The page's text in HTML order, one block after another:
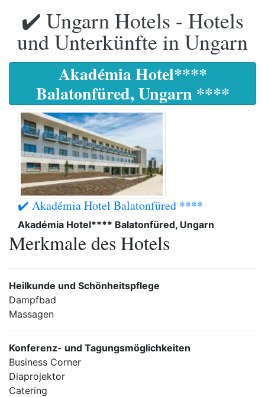
✔️ Ungarn Hotels - Hotels
und Unterkünfte in Ungarn
Akadémia Hotel****
Balatonfüred, Ungarn ****
✔️ Akadémia Hotel Balatonfüred ****
Akadémia Hotel**** Balatonfüred, Ungarn
Merkmale des Hotels
Heilkunde und Schönheitspflege
Dampfbad
Massagen
Konferenz- und Tagungsmöglichkeiten
Business Corner
Diaprojektor
Catering